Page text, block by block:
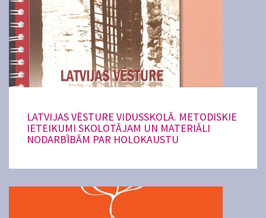
LATVIJAS VĒSTURE VIDUSSKOLĀ. METODISKIE
IETEIKUMI SKOLOTĀJAM UN MATERIĀLI
NODARBĪBĀM PAR HOLOKAUSTU